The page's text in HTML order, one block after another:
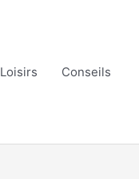
Loisirs Conseils